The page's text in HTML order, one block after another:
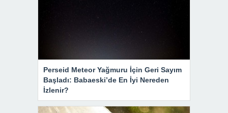
Perseid Meteor Yağmuru İçin Geri Sayım
Başladı: Babaeski’de En İyi Nereden
İzlenir?